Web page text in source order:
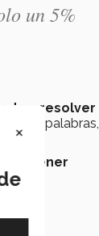
un 5%
y resolver
en sus palabras,
tener
×